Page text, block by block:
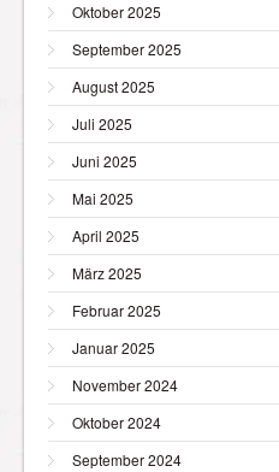
Oktober 2025
September 2025
August 2025
Juli 2025
Juni 2025
Mai 2025
April 2025
März 2025
Februar 2025
Januar 2025
November 2024
Oktober 2024
September 2024